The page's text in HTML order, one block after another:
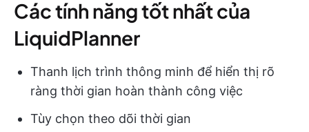
Các tính năng tốt nhất của
LiquidPlanner
Thanh lịch trình thông minh để hiển thị rõ
ràng thời gian hoàn thành công việc
Tùy chọn theo dõi thời gian